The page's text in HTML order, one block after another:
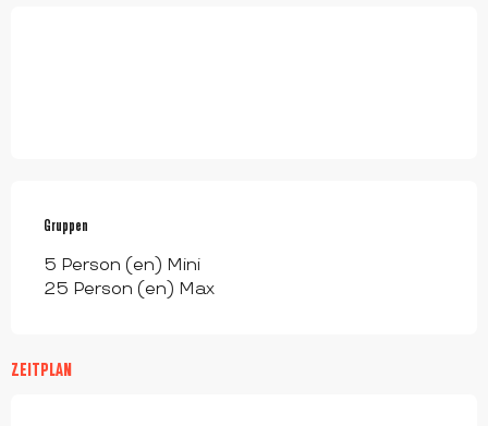
Gruppen
Gruppen
5 Person (en) Mini
25 Person (en) Max
ZEITPLAN